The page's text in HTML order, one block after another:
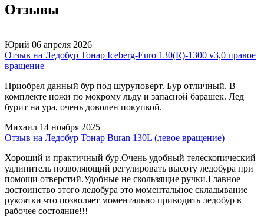
Отзывы
Юрий 06 апреля 2026
Отзыв на Ледобур Тонар Iceberg-Euro 130(R)-1300 v3,0 правое
вращение
Приобрел данный бур под шуруповерт. Бур отличный. В
комплекте ножи по мокрому льду и запасной барашек. Лед
бурит на ура, очень доволен покупкой.
Михаил 14 ноября 2025
Отзыв на Ледобур Тонар Buran 130L (левое вращение)
Хороший и практичный бур.Очень удобный телескопический
удлинитель позволяющий регулировать высоту ледобура при
помощи отверстий.Удобные не скользящие ручки.Главное
достоинство этого ледобура это моментальное складывание
рукоятки что позволяет моментально приводить ледобур в
рабочее состояние!!!